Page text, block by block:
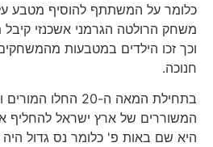
כלומר על המשתתף להוסיף מטבע
משחק הרולטה הגרמני אשכנזי קיבל
וכך זכו הילדים במטבעות מהמשחקים
חנוכה.
בתחילת המאה ה-20 החלו
המשוררים של ארץ ישראל להחליף
היא שם באות פ' כלומר נס גדול היה